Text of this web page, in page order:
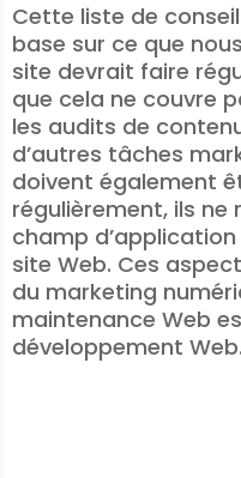
Cette liste de
base sur ce que
site devrait faire
que cela ne couvre
les audits de
d’autres tâches
doivent également
régulièrement, ils ne
champ
site Web. Ces
du marketing
maintenance Web
développement Web.